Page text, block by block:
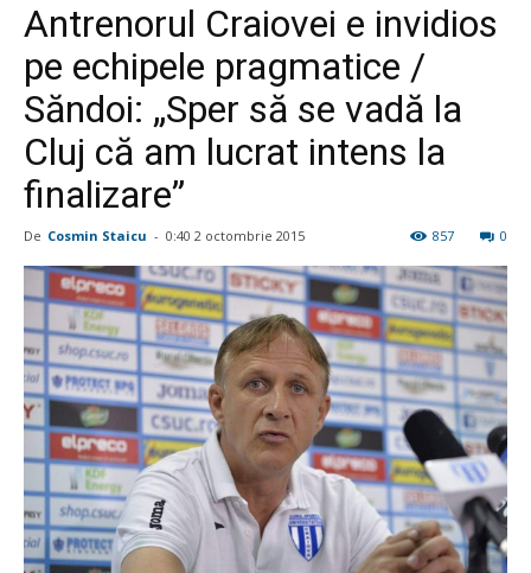
Antrenorul Craiovei e invidios
pe echipele pragmatice /
Săndoi: „Sper să se vadă la
Cluj că am lucrat intens la
finalizare”
De Cosmin Staicu - 0:40 2 octombrie 2015 0
857